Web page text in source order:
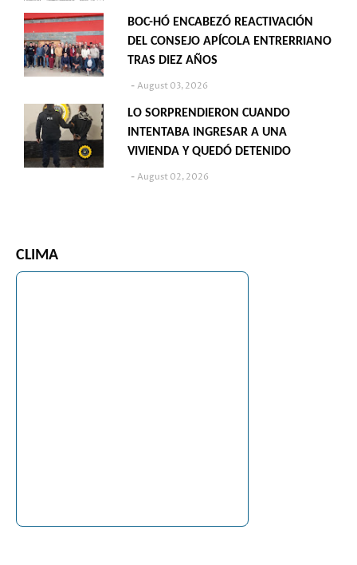
BOC-HÓ ENCABEZÓ REACTIVACIÓN
DEL CONSEJO APÍCOLA ENTRERRIANO
TRAS DIEZ AÑOS
August 03, 2026
LO SORPRENDIERON CUANDO
INTENTABA INGRESAR A UNA
VIVIENDA Y QUEDÓ DETENIDO
August 02, 2026
CLIMA